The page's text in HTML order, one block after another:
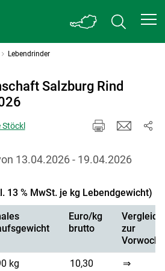
Lebendrinder
Salzburg Rind
Stöckl
13.04.2026 - 19.04.2026
13 % MwSt. je kg Lebendgewicht)
Euro/kg
brutto
Vergleich
zur
Vorwoche
kg
10,30
⇒